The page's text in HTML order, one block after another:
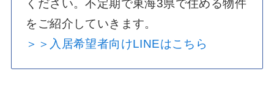
ください。不定期で東海3県で住める物件
をご紹介していきます。
＞＞入居希望者向けLINEはこちら